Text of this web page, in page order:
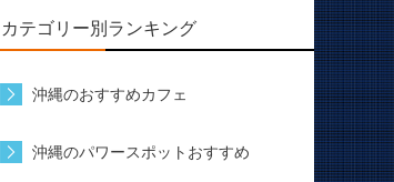
カテゴリー別ランキング
沖縄のおすすめカフェ
沖縄のパワースポットおすすめ